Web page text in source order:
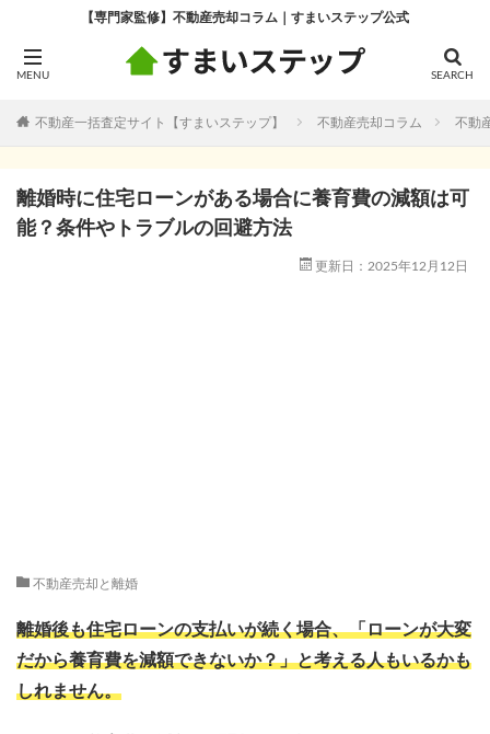
【専門家監修】不動産売却コラム｜すまいステップ公式
不動産一括査定サイト【すまいステップ】 不動産売却コラム 不動
離婚時に住宅ローンがある場合に養育費の減額は可
能？条件やトラブルの回避方法
更新日：2025年12月12日
不動産売却と離婚
離婚後も住宅ローンの支払いが続く場合、「ローンが大変
だから養育費を減額できないか？」と考える人もいるかも
しれません。